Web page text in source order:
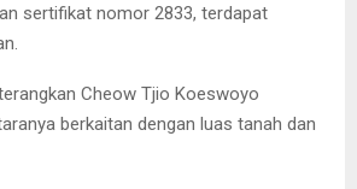
sertifikat nomor 2833, terdapat
Cheow Tjio Koeswoyo
berkaitan dengan luas tanah dan